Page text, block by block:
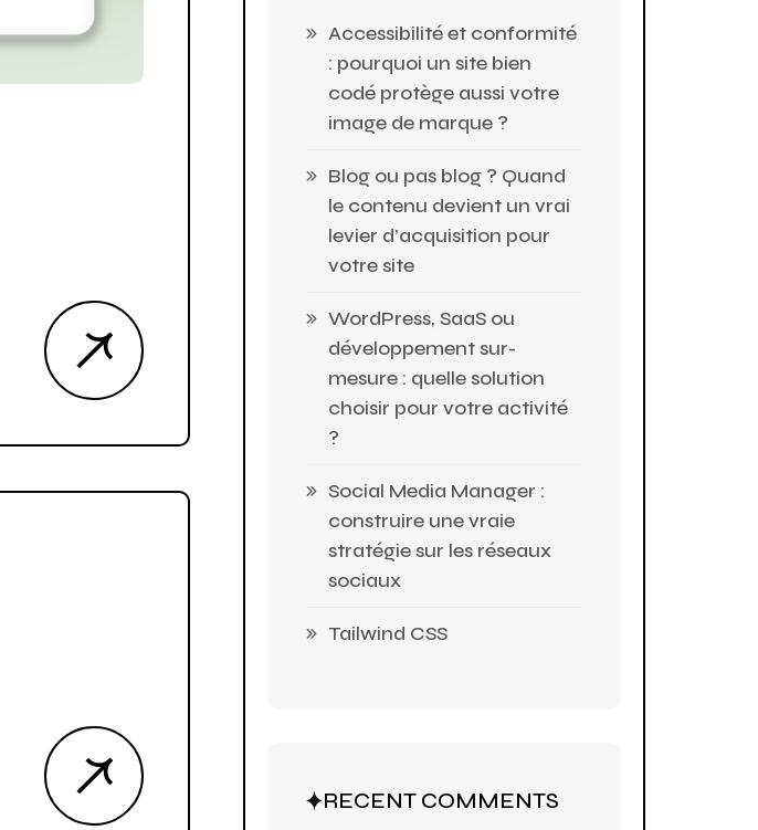
Accessibilité et conformité
: pourquoi un site bien
codé protège aussi votre
image de marque ?
Blog ou pas blog ? Quand
le contenu devient un vrai
levier d’acquisition pour
votre site
WordPress, SaaS ou
développement sur-
mesure : quelle solution
choisir pour votre activité
?
Social Media Manager :
construire une vraie
stratégie sur les réseaux
sociaux
Tailwind CSS
RECENT COMMENTS